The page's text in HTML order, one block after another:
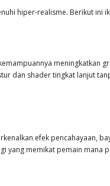
hiper-realisme. Berikut ini
meningkatkan
dan shader tingkat lanjut
efek pencahayaan,
yang memikat pemain mana